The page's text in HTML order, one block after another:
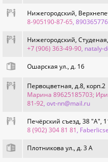
Нижегородский,
8-905190-87-65,
Нижегородский,
+7 (906) 363-49-90, nataly-
Ошарская ул., д. 16
Первоцветная, д.8, корп.2
Марина 89625185703;
81-92, ovt-nn@mail.ru
Печёрский съезд, 38 "А",
8 (902) 304 81 81,
Плотникова ул., д. 3 А